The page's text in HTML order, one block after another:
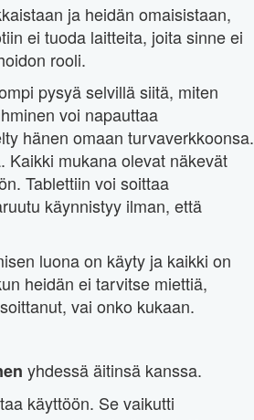
ja heidän omaisistaan,
ei tuoda laitteita, joita sinne ei
rooli.
pysyä selvillä siitä, miten
voi napauttaa
hänen omaan turvaverkkoonsa.
Kaikki mukana olevat näkevät
Tablettiin voi soittaa
käynnistyy ilman, että
luona on käyty ja kaikki on
heidän ei tarvitse miettiä,
vai onko kukaan.
yhdessä äitinsä kanssa.
käyttöön. Se vaikutti